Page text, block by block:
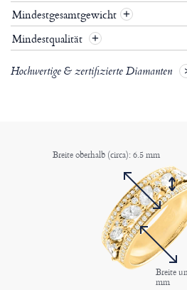
Mindestgesamtgewicht +
Mindestqualität
+
Hochwertige & zertifizierte Diamanten
Breite oberhalb (circa): 6.5 mm
Breite
mm